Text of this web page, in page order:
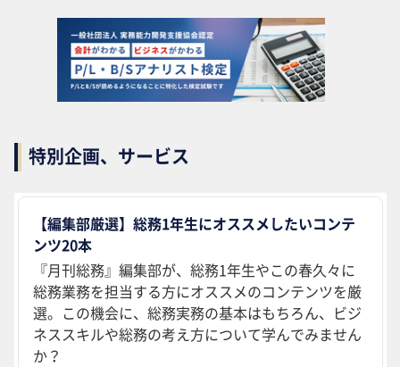
特別企画、サービス
【編集部厳選】総務1年生にオススメしたいコンテ
ンツ20本
『月刊総務』編集部が、総務1年生やこの春久々に
総務業務を担当する方にオススメのコンテンツを厳
選。この機会に、総務実務の基本はもちろん、ビジ
ネススキルや総務の考え方について学んでみません
か？